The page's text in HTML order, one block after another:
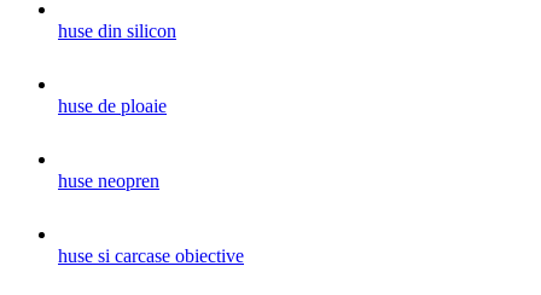
huse din silicon
huse de ploaie
huse neopren
huse si carcase obiective